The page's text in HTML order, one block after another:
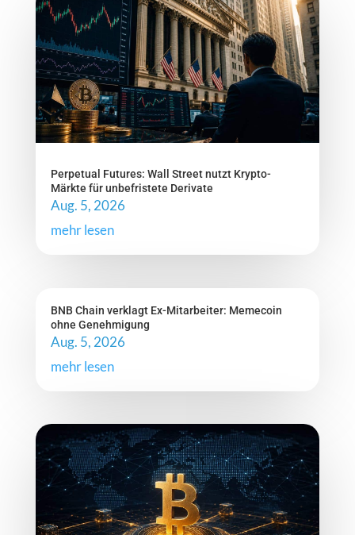
Perpetual Futures: Wall Street nutzt Krypto-
Märkte für unbefristete Derivate
Aug. 5, 2026
mehr lesen
BNB Chain verklagt Ex-Mitarbeiter: Memecoin
ohne Genehmigung
Aug. 5, 2026
mehr lesen